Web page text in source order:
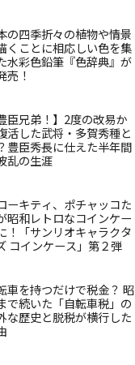
の四季折々の植物や情景
くことに相応しい色を集
水彩色鉛筆『色辞典』が
売！
臣兄弟！】2度の改易か
活した武将・多賀秀種と
豊臣秀長に仕えた半年間
乱の生涯
ーキティ、ポチャッコた
昭和レトロなコインケー
！「サンリオキャラクタ
コインケース」第２弾
車を持つだけで税金？ 昭
で続いた「自転車税」の
な歴史と脱税が横行した